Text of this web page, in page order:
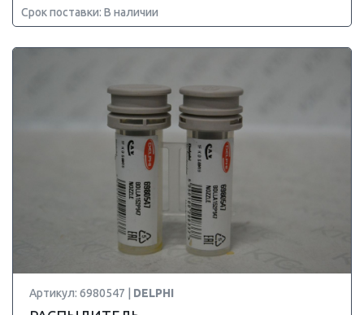
Срок поставки: В наличии
Артикул: 6980547 | DELPHI